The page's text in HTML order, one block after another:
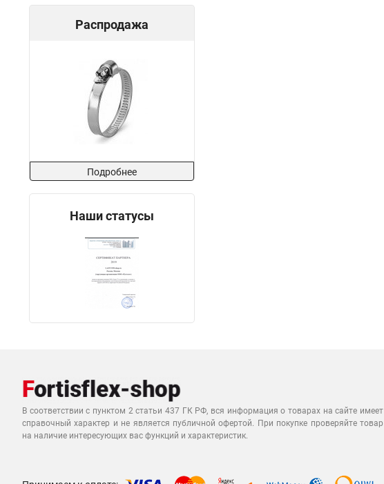
Распродажа
Подробнее
Наши статусы
В соответствии с пунктом 2 статьи 437 ГК РФ, вся информация о товарах на сайте имеет
справочный характер и не является публичной офертой. При покупке проверяйте товар
на наличие интересующих вас функций и характеристик.